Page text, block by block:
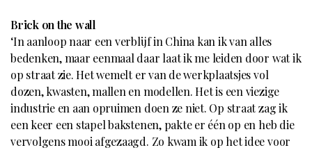
Brick on the wall
‘In aanloop naar een verblijf in China kan ik van alles
bedenken, maar eenmaal daar laat ik me leiden door wat ik
op straat zie. Het wemelt er van de werkplaatsjes vol
dozen, kwasten, mallen en modellen. Het is een viezige
industrie en aan opruimen doen ze niet. Op straat zag ik
een keer een stapel bakstenen, pakte er één op en heb die
vervolgens mooi afgezaagd. Zo kwam ik op het idee voor